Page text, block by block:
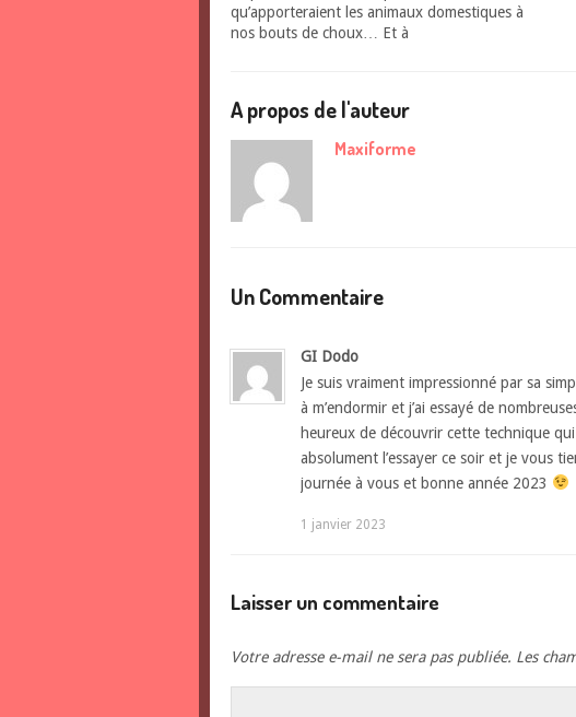
qu’apporteraient les animaux domestiques à
nos bouts de choux… Et à
A propos de l'auteur
Maxiforme
Un Commentaire
GI Dodo
Je suis vraiment impressionné par sa
à m’endormir et j’ai essayé de
heureux de découvrir cette technique
absolument l’essayer ce soir et je vous
journée à vous et bonne année 2023
1 janvier 2023
Laisser un commentaire
Votre adresse e-mail ne sera pas publiée. Les